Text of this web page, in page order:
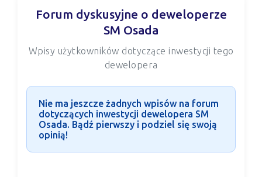
Forum dyskusyjne o deweloperze
SM Osada
Wpisy użytkowników dotyczące inwestycji tego
dewelopera
Nie ma jeszcze żadnych wpisów na forum
dotyczących inwestycji dewelopera SM
Osada. Bądź pierwszy i podziel się swoją
opinią!